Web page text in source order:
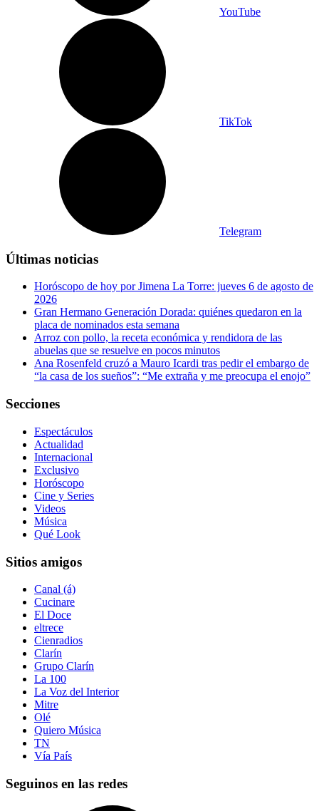
YouTube
TikTok
Telegram
Últimas noticias
Horóscopo de hoy por Jimena La Torre: jueves 6 de agosto de
2026
Gran Hermano Generación Dorada: quiénes quedaron en la
placa de nominados esta semana
Arroz con pollo, la receta económica y rendidora de las
abuelas que se resuelve en pocos minutos
Ana Rosenfeld cruzó a Mauro Icardi tras pedir el embargo de
“la casa de los sueños”: “Me extraña y me preocupa el enojo”
Secciones
Espectáculos
Actualidad
Internacional
Exclusivo
Horóscopo
Cine y Series
Videos
Música
Qué Look
Sitios amigos
Canal (á)
Cucinare
El Doce
eltrece
Cienradios
Clarín
Grupo Clarín
La 100
La Voz del Interior
Mitre
Olé
Quiero Música
TN
Vía País
Seguinos en las redes